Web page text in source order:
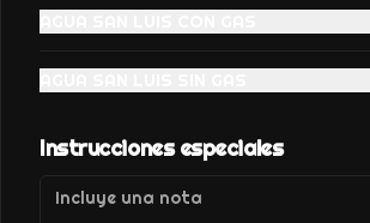
Mi cuenta
PEDIR
Haga clic en Aceptar para permitir
anuncios y medir su eficiencia en
Instrucciones especiales